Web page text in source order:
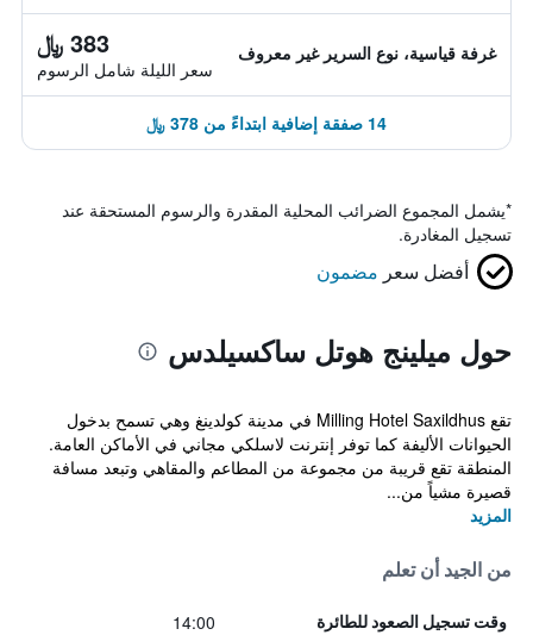
غرفة قياسية، نوع السرير غير معروف 383 ﷼
سعر الليلة شامل الرسوم
14 صفقة إضافية ابتداءً من 378 ﷼
*يشمل المجموع الضرائب المحلية المقدرة والرسوم المستحقة عند
تسجيل المغادرة.
أفضل سعر مضمون
حول ميلينج هوتل ساكسيلدس
تقع Milling Hotel Saxildhus في مدينة كولدينغ وهي تسمح بدخول
الحيوانات الأليفة كما توفر إنترنت لاسلكي مجاني في الأماكن العامة.
المنطقة تقع قريبة من مجموعة من المطاعم والمقاهي وتبعد مسافة
قصيرة مشياً من...
المزيد
من الجيد أن تعلم
وقت تسجيل الصعود للطائرة 14:00